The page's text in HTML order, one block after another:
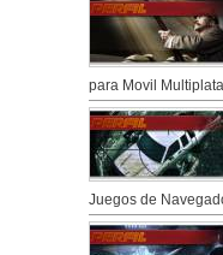
para Movil
Juegos de